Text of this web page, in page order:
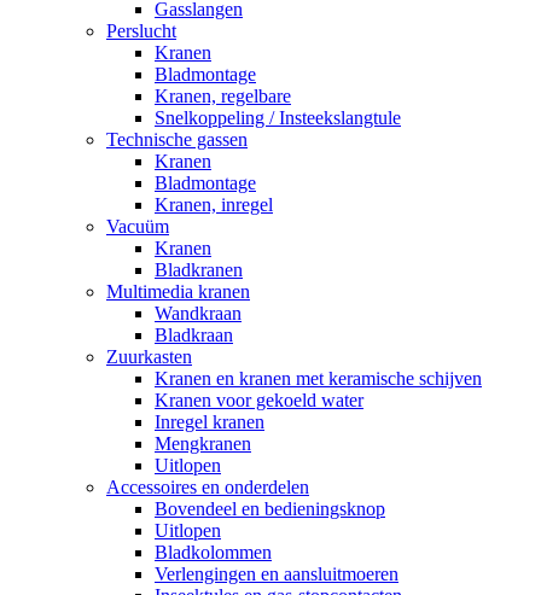
Gasslangen
Perslucht
Kranen
Bladmontage
Kranen, regelbare
Snelkoppeling / Insteekslangtule
Technische gassen
Kranen
Bladmontage
Kranen, inregel
Vacuüm
Kranen
Bladkranen
Multimedia kranen
Wandkraan
Bladkraan
Zuurkasten
Kranen en kranen met keramische schijven
Kranen voor gekoeld water
Inregel kranen
Mengkranen
Uitlopen
Accessoires en onderdelen
Bovendeel en bedieningsknop
Uitlopen
Bladkolommen
Verlengingen en aansluitmoeren